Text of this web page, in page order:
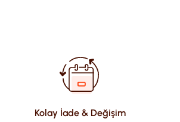
Kolay İade & Değişim